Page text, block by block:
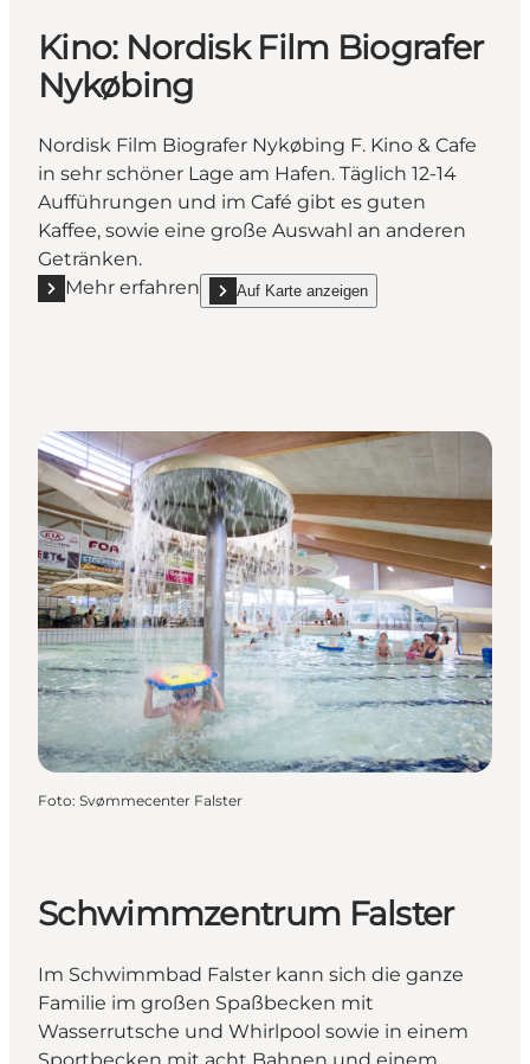
Kino: Nordisk Film Biografer
Nykøbing
Nordisk Film Biografer Nykøbing F. Kino & Cafe
in sehr schöner Lage am Hafen. Täglich 12-14
Aufführungen und im Café gibt es guten
Kaffee, sowie eine große Auswahl an anderen
Getränken.
Mehr erfahren
Mehr erfahren "Kino: Nordisk Film Biografer
Auf Karte anzeigen
show Kino: Nordisk Film Biografer Nykøbing
Foto: Svømmecenter Falster
Schwimmzentrum Falster
Im Schwimmbad Falster kann sich die ganze
Familie im großen Spaßbecken mit
Wasserrutsche und Whirlpool sowie in einem
Sportbecken mit acht Bahnen und einem